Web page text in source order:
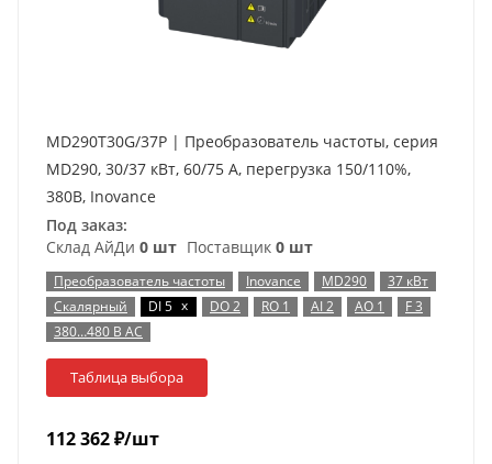
MD290T30G/37P | Преобразователь частоты, серия
MD290, 30/37 кВт, 60/75 А, перегрузка 150/110%,
380B, Inovance
Под заказ:
Склад АйДи 0 шт Поставщик 0 шт
Преобразователь частоты Inovance MD290
37 кВт
Скалярный
DI 5 x DO 2 RO 1 AI 2 AO 1
F 3
380…480 В AC
Таблица выбора
112 362₽/шт